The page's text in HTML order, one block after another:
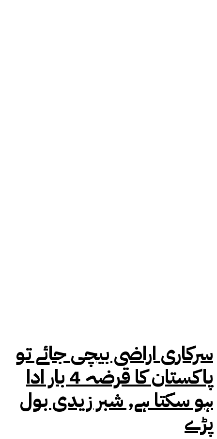
سرکاری اراضی بیچی جائے تو
پاکستان کا قرضہ 4 بار ادا
ہو سکتا ہے, شبر زیدی بول
پڑے